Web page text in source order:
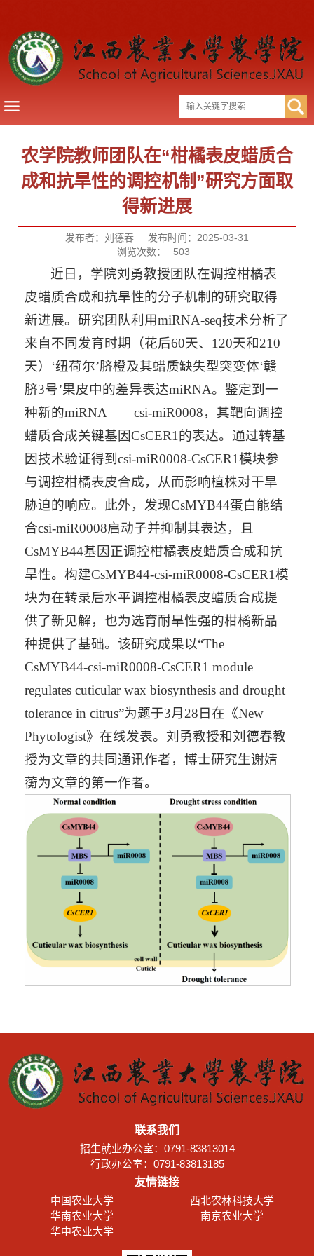
农学院教师团队在“柑橘表皮蜡质合
成和抗旱性的调控机制”研究方面取
得新进展
发布者：刘德春
发布时间：2025-03-31
浏览次数：
503
近日，学院刘勇教授团队在调控柑橘表
皮蜡质合成和抗旱性的分子机制的研究取得
新进展。研究团队利用miRNA-seq技术分析了
来自不同发育时期（花后60天、120天和210
天）‘纽荷尔’脐橙及其蜡质缺失型突变体‘赣
脐3号’果皮中的差异表达miRNA。鉴定到一
种新的miRNA——csi-miR0008，其靶向调控
蜡质合成关键基因CsCER1的表达。通过转基
因技术验证得到csi-miR0008-CsCER1模块参
与调控柑橘表皮合成，从而影响植株对干旱
胁迫的响应。此外，发现CsMYB44蛋白能结
合csi-miR0008启动子并抑制其表达，且
CsMYB44基因正调控柑橘表皮蜡质合成和抗
旱性。构建CsMYB44-csi-miR0008-CsCER1模
块为在转录后水平调控柑橘表皮蜡质合成提
供了新见解，也为选育耐旱性强的柑橘新品
种提供了基础。该研究成果以“The
CsMYB44-csi-miR0008-CsCER1 module
regulates cuticular wax biosynthesis and drought
tolerance in citrus”为题于3月28日在《New
Phytologist》在线发表。刘勇教授和刘德春教
授为文章的共同通讯作者，博士研究生谢婧
蘅为文章的第一作者。
联系我们
招生就业办公室：0791-83813014
行政办公室：0791-83813185
友情链接
中国农业大学
西北农林科技大学
华南农业大学
南京农业大学
华中农业大学